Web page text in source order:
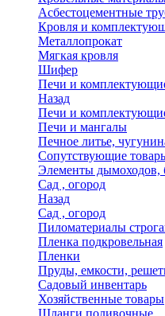
Асбестоцементные
Кровля и
Металлопрокат
Мягкая кровля
Шифер
Печи и
Назад
Печи и
Печи и мангалы
Печное литье,
Сопутствующие
Элементы дымоходов,
Сад , огород
Назад
Сад , огород
Пиломатериалы
Пленка подкровельная
Пленки
Пруды, емкости,
Садовый инвентарь
Хозяйственные товары
Шланги поливочные